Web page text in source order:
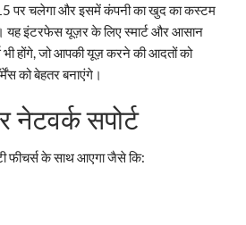
पर चलेगा और इसमें कंपनी का खुद का कस्टम
यह इंटरफेस यूज़र के लिए स्मार्ट और आसान
होंगे, जो आपकी यूज़ करने की आदतों को
को बेहतर बनाएंगे।
सपोर्ट
फीचर्स के साथ आएगा जैसे कि: